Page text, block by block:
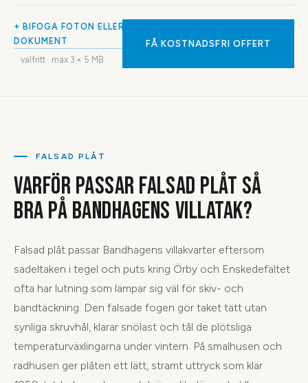
+ BIFOGA FOTON ELLER
DOKUMENT
valfritt · max 3 × 5 MB
FÅ KOSTNADSFRI OFFERT
FALSAD PLÅT
VARFÖR PASSAR FALSAD PLÅT SÅ
BRA PÅ BANDHAGENS VILLATAK?
Falsad plåt passar Bandhagens villakvarter eftersom
sadeltaken i tegel och puts kring Örby och Enskedefältet
ofta har lutning som lämpar sig väl för skiv- och
bandtäckning. Den falsade fogen gör taket tätt utan
synliga skruvhål, klarar snölast och tål de plötsliga
temperaturväxlingarna under vintern. På smalhusen och
radhusen ger plåten ett lätt, stramt uttryck som klär